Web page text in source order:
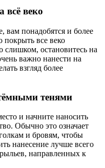
всё веко
вам понадобятся и более
покрыть все веко
слишком, остановитесь на
важно нанести на
взгляд более
тенями
и начните наносить
Обычно это означает
и бровям, чтобы
нанесение лучше всего
направленных к